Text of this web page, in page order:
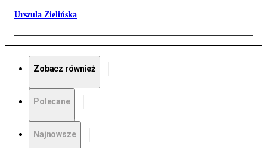
Urszula Zielińska
Zobacz również
Polecane
Najnowsze